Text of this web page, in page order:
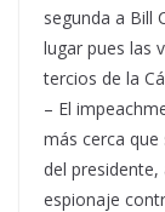
segunda a Bill
lugar pues las
tercios de la
– El
más cerca
del
espionaje